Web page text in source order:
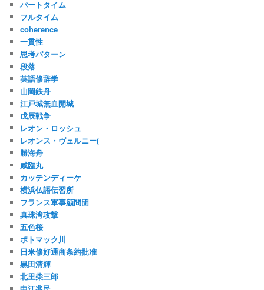
パートタイム
フルタイム
coherence
一貫性
思考パターン
段落
英語修辞学
山岡鉄舟
江戸城無血開城
戊辰戦争
レオン・ロッシュ
レオンス・ヴェルニー(
勝海舟
咸臨丸
カッテンディーケ
横浜仏語伝習所
フランス軍事顧問団
真珠湾攻撃
五色桜
ポトマック川
日米修好通商条約批准
黒田清輝
北里柴三郎